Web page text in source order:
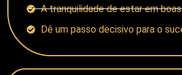
A tranquilidade de estar em
Dê um passo decisivo para o